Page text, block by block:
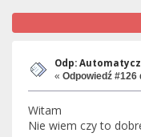
Odp:
« Odpowiedź #126
Witam
Nie wiem czy to